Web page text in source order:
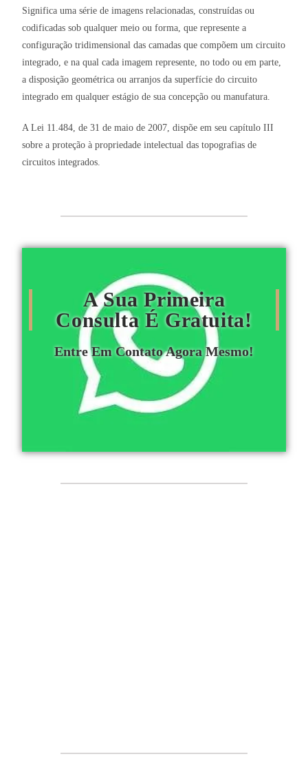
Significa uma série de imagens relacionadas, construídas ou
codificadas sob qualquer meio ou forma, que represente a
configuração tridimensional das camadas que compõem um circuito
integrado, e na qual cada imagem represente, no todo ou em parte,
a disposição geométrica ou arranjos da superfície do circuito
integrado em qualquer estágio de sua concepção ou manufatura.
A Lei 11.484, de 31 de maio de 2007, dispõe em seu capítulo III
sobre a proteção à propriedade intelectual das topografias de
circuitos integrados.
A Sua Primeira
Consulta É Gratuita!
Entre Em Contato Agora Mesmo!